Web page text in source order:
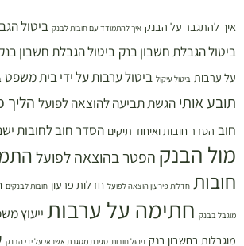
איך להתגבר על הבנק איך להתמודד עם חובות לבנק ביטול
ביטול הגבלת חשבון בנק ביטול הגבלת חשבון
על ערבות ביטול עיקול ביטול ערבות על ידי בית משפט
תובע אותי הגשת תביעה להוצאה לפועל הליך
חוב הסדר חובות ואיחוד תיקים הסדר חוב לחובות
מול הבנק הפטר בהוצאה לפועל
חובות חדלות פירעון הוצאה לפועל חדלות פרעון חובות לבנקים
מוגבל בבנק חתימה על ערבות ייעוץ
מוגבלות בחשבון בנק ניהול חובות סגירת מסגרת אשראי על ידי הבנק